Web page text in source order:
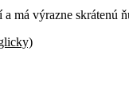
a má výrazne skrátenú